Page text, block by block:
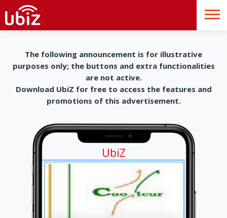
The following announcement is for illustrative
purposes only; the buttons and extra functionalities
are not active.
Download UbiZ for free to access the features and
promotions of this advertisement.
UbiZ